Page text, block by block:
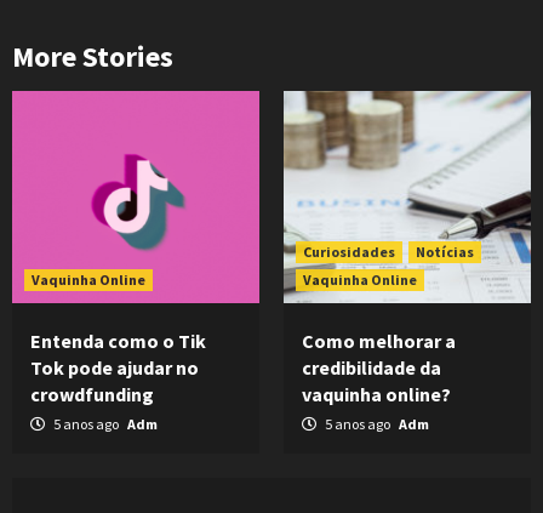
More Stories
Vaquinha Online
Entenda como o Tik
Tok pode ajudar no
crowdfunding
5 anos ago Adm
Curiosidades
Notícias
Vaquinha Online
Como melhorar a
credibilidade da
vaquinha online?
5 anos ago Adm